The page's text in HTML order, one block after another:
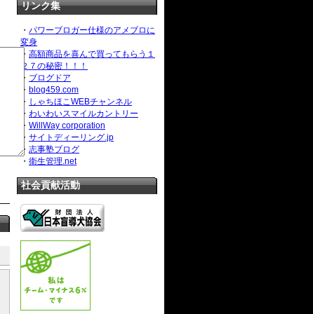
リンク集
・ パワーブロガー仕様のアメブロに
変身
・ 高額商品を喜んで買ってもらう１
２７の秘密！！！
・ ブログドア
・ blog459.com
・ しゃちほこWEBチャンネル
・ わいわいスマイルカントリー
・ WillWay corporation
・ サイトディーリング.jp
・ 志事塾ブログ
・ 衛生管理.net
社会貢献活動